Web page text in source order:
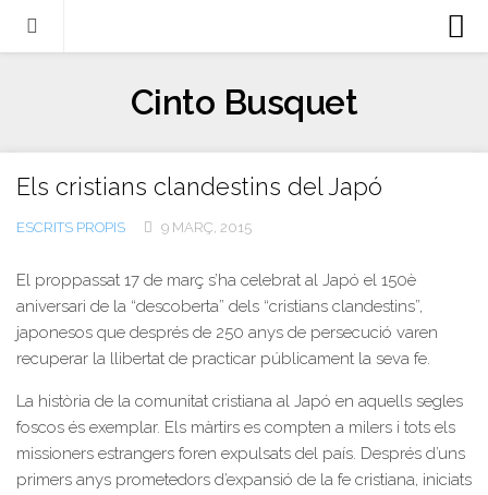
Llibres
Escrits-articles
Notícies
Castellano
Italiano
English
Contacte
Cinto Busquet
Els cristians clandestins del Japó
ESCRITS PROPIS 9 MARÇ, 2015
El proppassat 17 de març s’ha celebrat al Japó el 150è
aniversari de la “descoberta” dels “cristians clandestins”,
japonesos que després de 250 anys de persecució varen
recuperar la llibertat de practicar públicament la seva fe.
La història de la comunitat cristiana al Japó en aquells segles
foscos és exemplar. Els màrtirs es compten a milers i tots els
missioners estrangers foren expulsats del país. Després d’uns
primers anys prometedors d’expansió de la fe cristiana, iniciats